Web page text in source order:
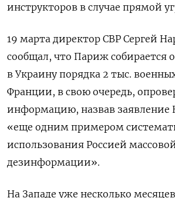
инструкторов в случае прямой
19 марта директор СВР Сергей
сообщал, что Париж собирается
в Украину порядка 2 тыс.
Франции, в свою очередь,
информацию, назвав
«еще одним примером
использования Россией
дезинформации».
На Западе уже несколько